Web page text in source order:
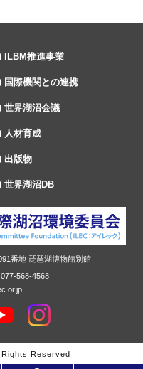
ILBM推進事業
国際機関との連携
世界湖沼会議
人材育成
出版物
世界湖沼DB
番地 琵琶湖博物館別館
077-568-4568
Rights Reserved